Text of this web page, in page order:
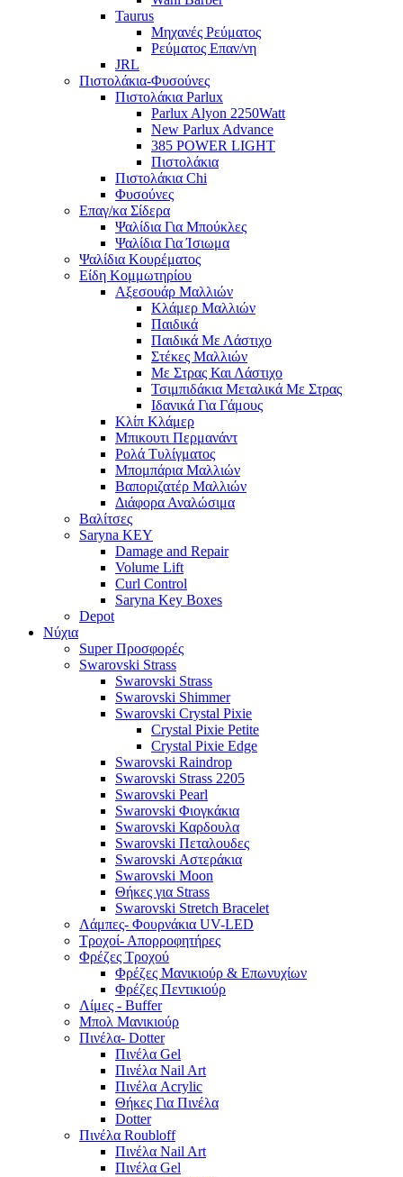
Taurus
Μηχανές Ρεύματος
Ρεύματος Επαν/νη
JRL
Πιστολάκια-Φυσούνες
Πιστολάκια Parlux
Parlux Alyon 2250Watt
New Parlux Advance
385 POWER LIGHT
Πιστολάκια
Πιστολάκια Chi
Φυσούνες
Επαγ/κα Σίδερα
Ψαλίδια Για Μπούκλες
Ψαλίδια Για Ίσιωμα
Ψαλίδια Κουρέματος
Είδη Κομμωτηρίου
Αξεσουάρ Μαλλιών
Κλάμερ Μαλλιών
Παιδικά
Παιδικά Με Λάστιχο
Στέκες Μαλλιών
Με Στρας Και Λάστιχο
Τσιμπιδάκια Μεταλικά Με Στρας
Ιδανικά Για Γάμους
Κλίπ Κλάμερ
Μπικουτι Περμανάντ
Ρολά Τυλίγματος
Μπομπάρια Μαλλιών
Βαποριζατέρ Μαλλιών
Διάφορα Αναλώσιμα
Βαλίτσες
Saryna KEY
Damage and Repair
Volume Lift
Curl Control
Saryna Key Boxes
Depot
Νύχια
Super Προσφορές
Swarovski Strass
Swarovski Strass
Swarovski Shimmer
Swarovski Crystal Pixie
Crystal Pixie Petite
Crystal Pixie Edge
Swarovski Raindrop
Swarovski Strass 2205
Swarovski Pearl
Swarovski Φιογκάκια
Swarovski Καρδουλα
Swarovski Πεταλουδες
Swarovski Αστεράκια
Swarovski Moon
Θήκες για Strass
Swarovski Stretch Bracelet
Λάμπες- Φουρνάκια UV-LED
Τροχοί- Απορροφητήρες
Φρέζες Τροχού
Φρέζες Μανικιούρ & Επωνυχίων
Φρέζες Πεντικιούρ
Λίμες - Buffer
Μπολ Μανικιούρ
Πινέλα- Dotter
Πινέλα Gel
Πινέλα Nail Art
Πινέλα Acrylic
Θήκες Για Πινέλα
Dotter
Πινέλα Roubloff
Πινέλα Nail Art
Πινέλα Gel